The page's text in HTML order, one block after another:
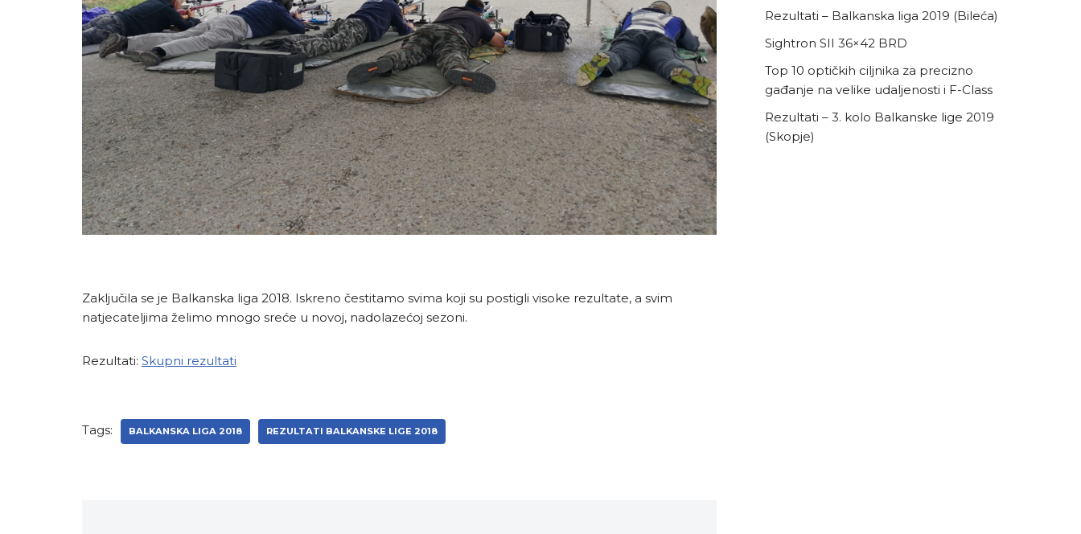
Zaključila se je Balkanska liga 2018. Iskreno čestitamo svima koji su postigli visoke rezultate, a svim
natjecateljima želimo mnogo sreće u novoj, nadolazećoj sezoni.
Rezultati: Skupni rezultati
Tags: BALKANSKA LIGA 2018 REZULTATI BALKANSKE LIGE 2018
Rezultati – Balkanska liga 2019 (Bileća)
Sightron SII 36×42 BRD
Top 10 optičkih ciljnika za precizno
gađanje na velike udaljenosti i F-Class
Rezultati – 3. kolo Balkanske lige 2019
(Skopje)